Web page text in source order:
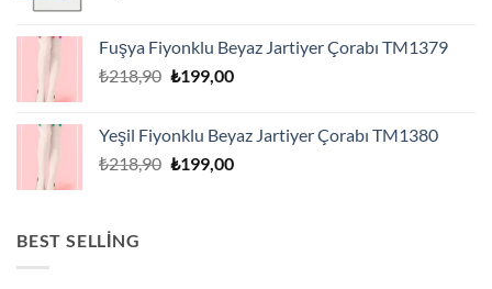
Fuşya Fiyonklu Beyaz Jartiyer Çorabı TM1379
₺218,90 Orijinal
₺199,00Şu
₺199,00.
Yeşil Fiyonklu Beyaz Jartiyer Çorabı TM1380
₺218,90 Orijinal
₺199,00Şu
BEST SELLING